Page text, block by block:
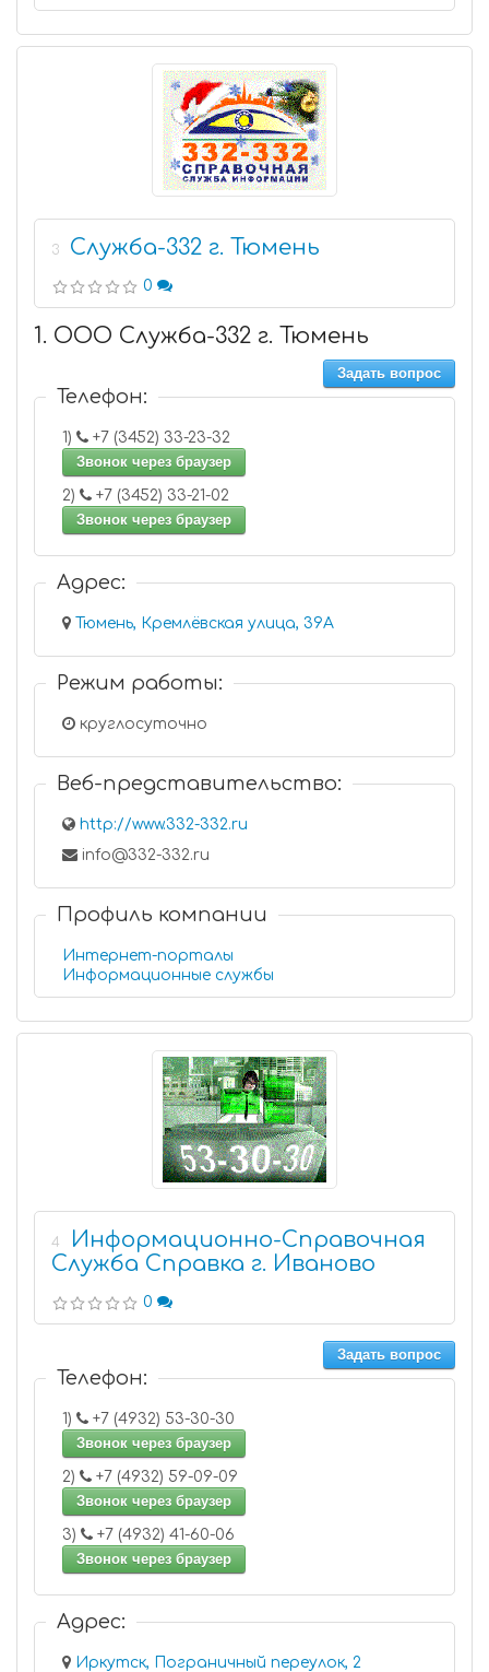
3 Служба-332 г. Тюмень
0
1. ООО Служба-332 г. Тюмень
Задать вопрос
Телефон:
1)
+7 (3452) 33-23-32
Звонок через браузер
2)
+7 (3452) 33-21-02
Звонок через браузер
Адрес:
Тюмень, Кремлёвская улица, 39А
Режим работы:
круглосуточно
Веб-представительство:
http://www.332-332.ru
info@332-332.ru
Профиль компании
Интернет-порталы
Информационные службы
4
Информационно-Справочная
Служба Справка г. Иваново
0
Задать вопрос
Телефон:
1)
+7 (4932) 53-30-30
Звонок через браузер
2)
+7 (4932) 59-09-09
Звонок через браузер
3)
+7 (4932) 41-60-06
Звонок через браузер
Адрес:
Иркутск, Пограничный переулок, 2